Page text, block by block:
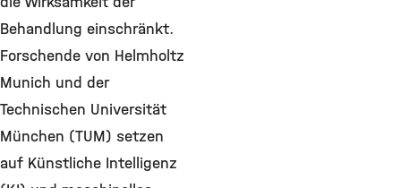
Behandlung einschränkt.
Forschende von Helmholtz
Munich und der
Technischen Universität
München (TUM) setzen
auf Künstliche Intelligenz